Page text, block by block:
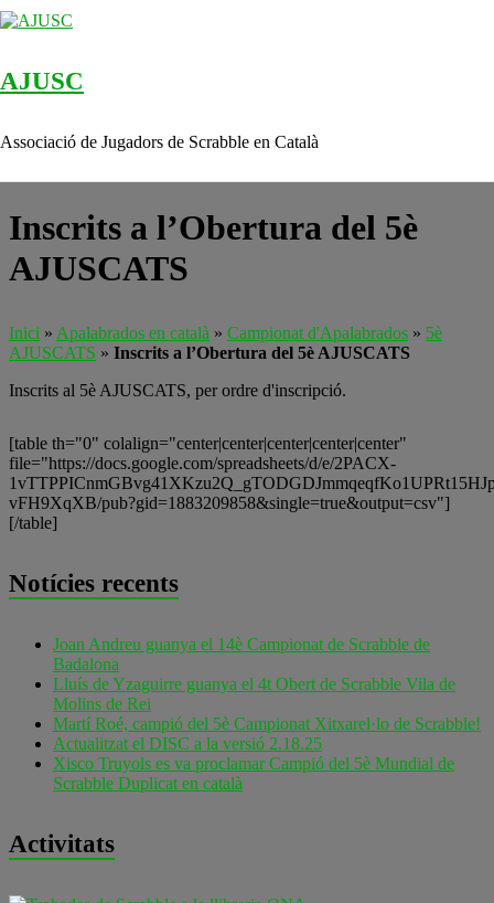
AJUSC
Associació de Jugadors de Scrabble en Català
Inscrits a l’Obertura del 5è
AJUSCATS
Inici » Apalabrados en català » Campionat d'Apalabrados » 5è
AJUSCATS » Inscrits a l’Obertura del 5è AJUSCATS
Inscrits al 5è AJUSCATS, per ordre d'inscripció.
[table th="0" colalign="center|center|center|center|center"
file="https://docs.google.com/spreadsheets/d/e/2PACX-
vFH9XqXB/pub?gid=1883209858&single=true&output=csv"]
[/table]
Notícies recents
Joan Andreu guanya el 14è Campionat de Scrabble de
Badalona
Lluís de Yzaguirre guanya el 4t Obert de Scrabble Vila de
Molins de Rei
Martí Roé, campió del 5è Campionat Xitxarel·lo de Scrabble!
Actualitzat el DISC a la versió 2.18.25
Xisco Truyols es va proclamar Campió del 5è Mundial de
Scrabble Duplicat en català
Activitats